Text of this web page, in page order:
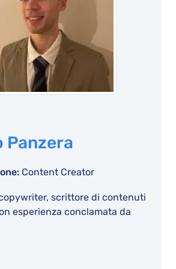
Panzera
Content Creator
scrittore di contenuti
esperienza conclamata da